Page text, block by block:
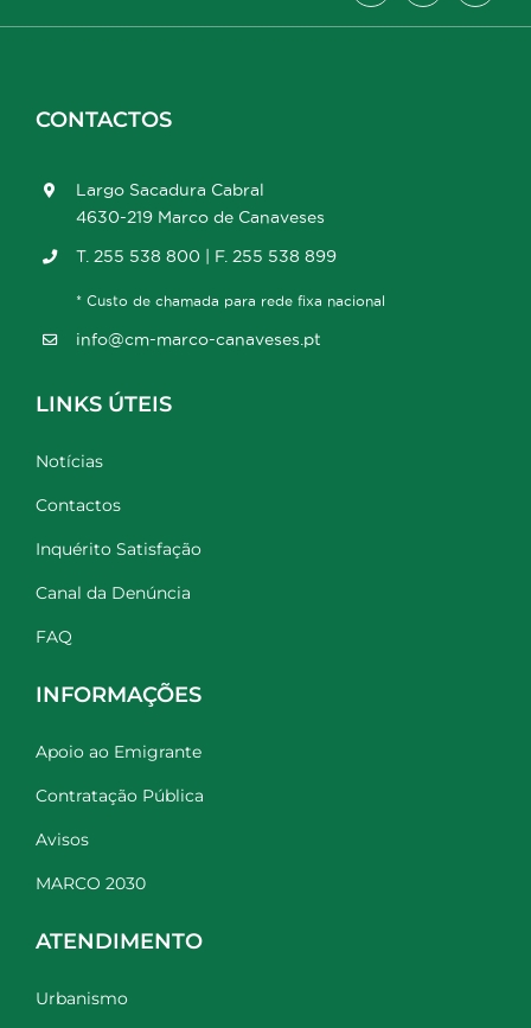
CONTACTOS
Largo Sacadura Cabral
4630-219 Marco de Canaveses
T. 255 538 800 | F. 255 538 899
* Custo de chamada para rede fixa nacional
info@cm-marco-canaveses.pt
LINKS ÚTEIS
Notícias
Contactos
Inquérito Satisfação
Canal da Denúncia
FAQ
INFORMAÇÕES
Apoio ao Emigrante
Contratação Pública
Avisos
MARCO 2030
ATENDIMENTO
Urbanismo